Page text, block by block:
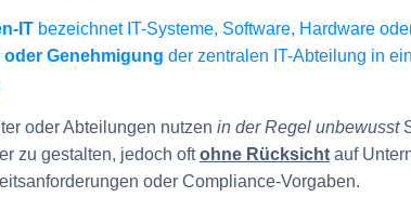
IT bezeichnet IT-Systeme, Software, Hardware
oder Genehmigung der zentralen IT-Abteilung in
oder Abteilungen nutzen in der Regel unbewusst
zu gestalten, jedoch oftohne Rücksicht auf
oder Compliance-Vorgaben.